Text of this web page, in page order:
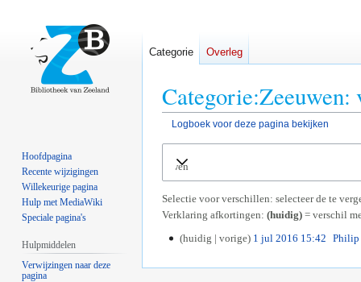
Categorie:Zeeuwen:
Logboek voor deze pagina bekijken
navigatie
zoeken
Uitvouwen
Selectie voor verschillen: selecteer de te
Verklaring afkortingen: (huidig) = verschil
u
huidig vorige 1 jul 2016 15:42 Philip
Categorie Overleg
Hoofdpagina
Recente wijzigingen
Willekeurige pagina
Hulp met MediaWiki
Speciale pagina's
Hulpmiddelen
Verwijzingen naar deze
pagina